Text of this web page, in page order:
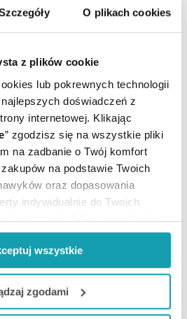
O plikach cookies
z plików cookie
lub pokrewnych technologii
doświadczeń z
internetowej. Klikając
” zgodzisz się na wszystkie pliki
na zadbanie o Twój komfort
na podstawie Twoich
oraz dopasowania
indywidualnie do Twoich
jest nam dodatkowo niezbędna
Portalu oraz jego
od funkcji, dane o tym jak
będą również przekazywane
i analitycznych.
wszystkie
zgodami
PORADY MEDYCZNEJ?
E-WIZYTĘ
W KONTAKCIE
Obsługi Klienta
pt.8:00 - 21:00
8:00 - 19:00